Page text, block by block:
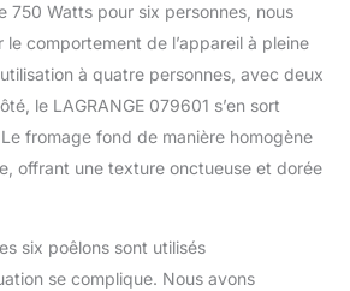
750 Watts pour six personnes, nous
comportement de l’appareil à pleine
à quatre personnes, avec deux
le LAGRANGE 079601 s’en sort
fromage fond de manière homogène
offrant une texture onctueuse et dorée
six poêlons sont utilisés
se complique. Nous avons